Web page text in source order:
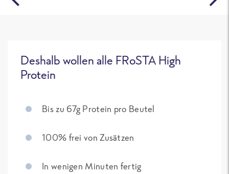
Deshalb wollen alle FRoSTA High
Protein
Bis zu 67g Protein pro Beutel
100% frei von Zusätzen
In wenigen Minuten fertig